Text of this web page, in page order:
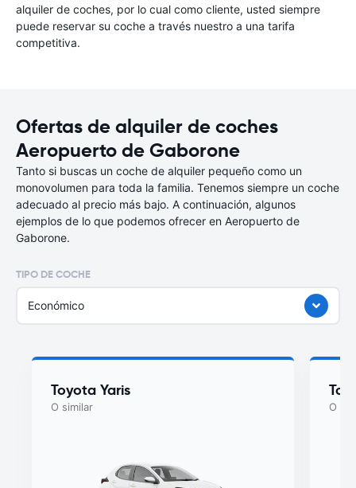
alquiler de coches, por lo cual como cliente, usted siempre
puede reservar su coche a través nuestro a una tarifa
competitiva.
Ofertas de alquiler de coches
Aeropuerto de Gaborone
Tanto si buscas un coche de alquiler pequeño como un
monovolumen para toda la familia. Tenemos siempre un coche
adecuado al precio más bajo. A continuación, algunos
ejemplos de lo que podemos ofrecer en Aeropuerto de
Gaborone.
TIPO DE COCHE
Económico
Toyota Yaris
O similar O